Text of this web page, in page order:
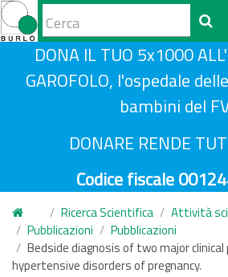
Form
di
ricerca
Cerca
DONA IL TUO 5x1000
GAROFOLO, l'ospedale
bambini del
DONARE RENDE
Codice fiscale
Ricerca Scientifica
Attività
Pubblicazioni
Pubblicazioni
Bedside diagnosis of two major
hypertensive disorders of pregnancy.